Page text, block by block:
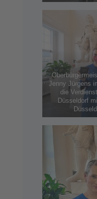
Jenny Jürgens
die
Düsseldorf